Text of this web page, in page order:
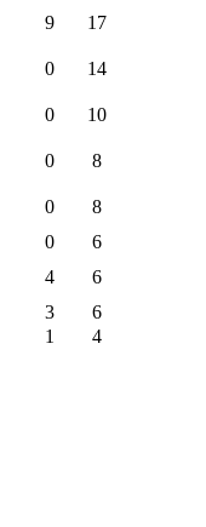
9 17
0 14
0 10
0 8
0
8
0
6
4
6
3
6
1 4